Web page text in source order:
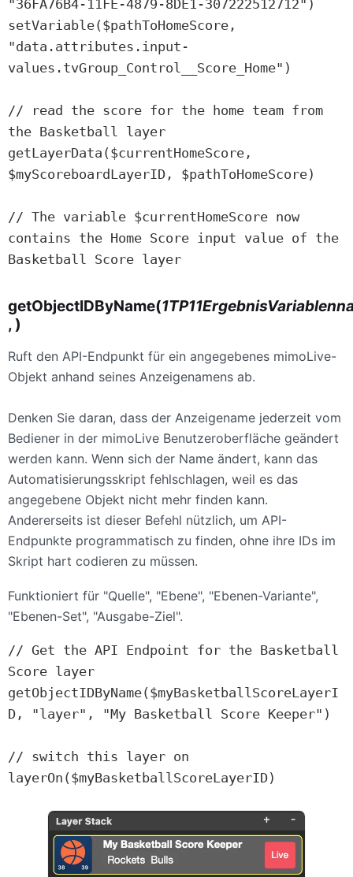
"36FA76B4-11FE-4879-8DE1-307222512712")
setVariable($pathToHomeScore,
"data.attributes.input-
values.tvGroup_Control__Score_Home")
// read the score for the home team from
the Basketball layer
getLayerData($currentHomeScore,
$myScoreboardLayerID, $pathToHomeScore)
// The variable $currentHomeScore now
contains the Home Score input value of the
Basketball Score layer
getObjectIDByName(
, )
Ruft den API-Endpunkt für ein angegebenes mimoLive-
Objekt anhand seines Anzeigenamens ab.
Denken Sie daran, dass der Anzeigename jederzeit vom
Bediener in der mimoLive Benutzeroberfläche geändert
werden kann. Wenn sich der Name ändert, kann das
Automatisierungsskript fehlschlagen, weil es das
angegebene Objekt nicht mehr finden kann.
Andererseits ist dieser Befehl nützlich, um API-
Endpunkte programmatisch zu finden, ohne ihre IDs im
Skript hart codieren zu müssen.
Funktioniert für "Quelle", "Ebene", "Ebenen-Variante",
"Ebenen-Set", "Ausgabe-Ziel".
// Get the API Endpoint for the Basketball
Score layer
getObjectIDByName($myBasketballScoreLayerI
D, "layer", "My Basketball Score Keeper")
// switch this layer on
layerOn($myBasketballScoreLayerID)